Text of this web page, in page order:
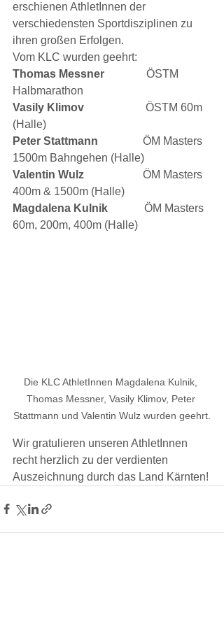
erschienen AthletInnen der
verschiedensten Sportdisziplinen zu
ihren großen Erfolgen.
Vom KLC wurden geehrt:
Thomas Messner ÖSTM
Halbmarathon
Vasily Klimov ÖSTM 60m
(Halle)
Peter Stattmann ÖM Masters
1500m Bahngehen (Halle)
Valentin Wulz ÖM Masters
400m & 1500m (Halle)
Magdalena Kulnik ÖM Masters
60m, 200m, 400m (Halle)
Die KLC AthletInnen Magdalena Kulnik,
Thomas Messner, Vasily Klimov, Peter
Stattmann und Valentin Wulz wurden geehrt.
Wir gratulieren unseren AthletInnen
recht herzlich zu der verdienten
Auszeichnung durch das Land Kärnten!